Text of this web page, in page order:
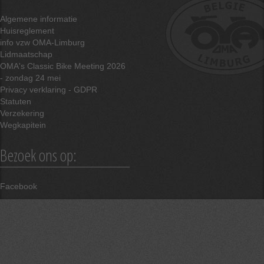
Algemene informatie
Huisreglement
info vzw OMA-Limburg
Lidmaatschap
OMA's Classic Bike Meeting 2026
- zondag 24 mei
Privacy verklaring - GDPR
Statuten
Verzekering
Wegkapitein
Bezoek ons op:
Facebook